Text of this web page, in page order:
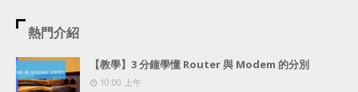
熱門介紹
【教學】3 分鐘學懂 Router 與 Modem 的分別
10:00 上午